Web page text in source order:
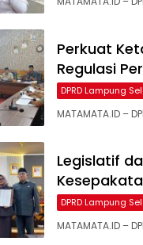
Perkuat
Regulasi
DPRD Lampung
MATAMATA.ID –
Legislatif
DPRD Lampung
MATAMATA.ID –